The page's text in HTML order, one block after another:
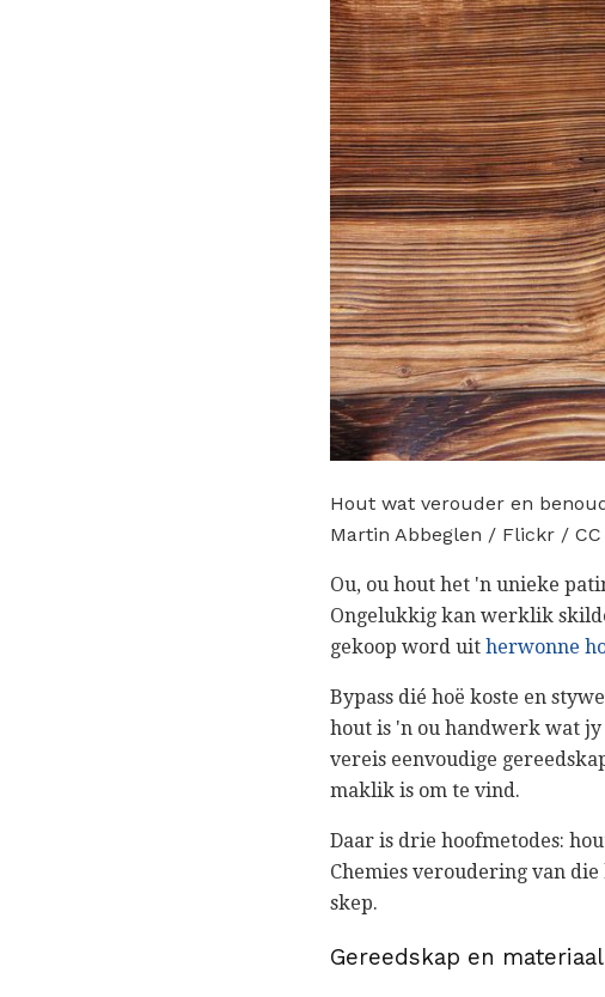
Hout wat verouder en
Martin Abbeglen / Flickr / CC
Ou, ou hout het 'n unieke
Ongelukkig kan werklik
gekoop word uit herwonne
Bypass dié hoë koste en
hout is 'n ou handwerk wat
vereis eenvoudige
maklik is om te vind.
Daar is drie hoofmetodes:
Chemies veroudering van
skep.
Gereedskap en materiaal